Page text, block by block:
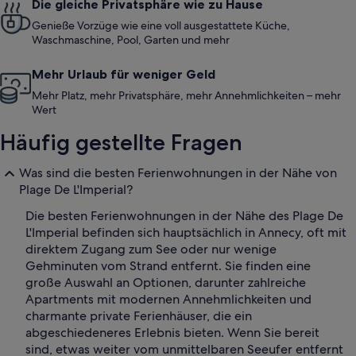
Die gleiche Privatsphäre wie zu Hause
Genieße Vorzüge wie eine voll ausgestattete Küche,
Waschmaschine, Pool, Garten und mehr
Mehr Urlaub für weniger Geld
Mehr Platz, mehr Privatsphäre, mehr Annehmlichkeiten – mehr
Wert
Häufig gestellte Fragen
Was sind die besten Ferienwohnungen in der Nähe von
Plage De L'Imperial?
Die besten Ferienwohnungen in der Nähe des Plage De
L'Imperial befinden sich hauptsächlich in Annecy, oft mit
direktem Zugang zum See oder nur wenige
Gehminuten vom Strand entfernt. Sie finden eine
große Auswahl an Optionen, darunter zahlreiche
Apartments mit modernen Annehmlichkeiten und
charmante private Ferienhäuser, die ein
abgeschiedeneres Erlebnis bieten. Wenn Sie bereit
sind, etwas weiter vom unmittelbaren Seeufer entfernt